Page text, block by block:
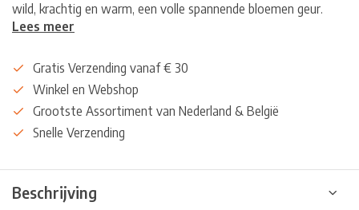
wild, krachtig en warm, een volle spannende bloemen geur.
Lees meer
Gratis Verzending vanaf € 30
Winkel en Webshop
Grootste Assortiment van Nederland & België
Snelle Verzending
Beschrijving